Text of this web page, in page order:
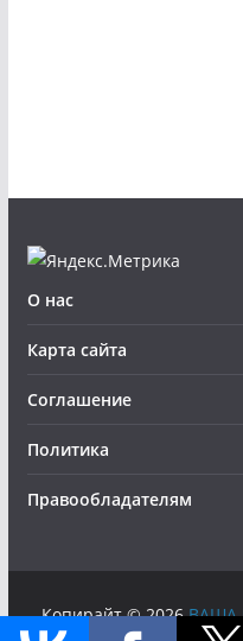
О нас
Карта сайта
Соглашение
Политика
Правообладателям
Копирайт © 2026ВАША